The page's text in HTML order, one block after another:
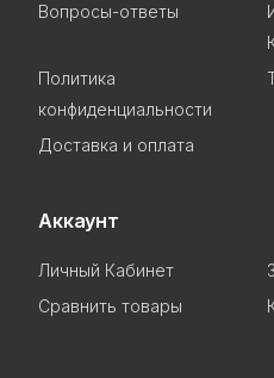
Вопросы-ответы
Политика
конфиденциальности
Доставка и оплата
Аккаунт
Личный Кабинет
Сравнить товары